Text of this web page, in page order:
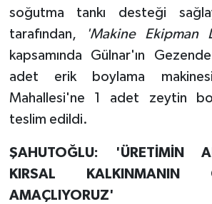
soğutma tankı desteği
tarafından,
'Makine Ekipman
kapsamında Gülnar'ın
adet erik boylama
Mahallesi'ne 1 adet zeytin
teslim edildi.
ŞAHUTOĞLU:
'ÜRETİMİN
KIRSAL KALKINMANIN
AMAÇLIYORUZ'